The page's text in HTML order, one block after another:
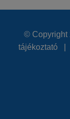
© Copyright
tájékoztató|